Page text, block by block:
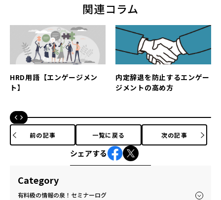
Category
有料級の情報の泉！セミナーログ
関連コラム
HRD用語【エンゲージメン
ト】
内定辞退を防止するエンゲー
ジメントの高め方
前の記事 一覧に戻る 次の記事
シェアする